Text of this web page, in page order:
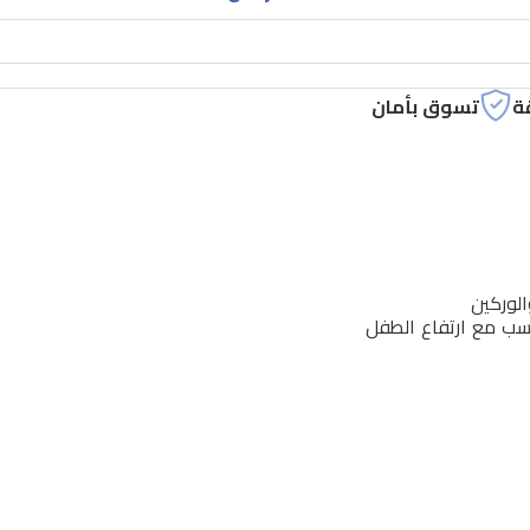
تسوق بأمان